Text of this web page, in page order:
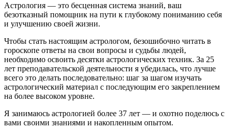
Астрология — это бесценная система знаний, ваш
безотказный помощник на пути к глубокому пониманию себя
и улучшению своей жизни.
Чтобы стать настоящим астрологом, безошибочно читать в
гороскопе ответы на свои вопросы и судьбы людей,
необходимо освоить десятки астрологических техник. За 25
лет преподавательской деятельности я убедилась, что лучше
всего это делать последовательно: шаг за шагом изучать
астрологический материал с последующим его закреплением
на более высоком уровне.
Я занимаюсь астрологией более 37 лет — и охотно поделюсь с
вами своими знаниями и накопленным опытом.